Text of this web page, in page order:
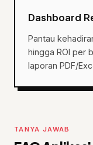
Dashboard
Pantau
hingga ROI per
laporan PDF/
TANYA JAWAB